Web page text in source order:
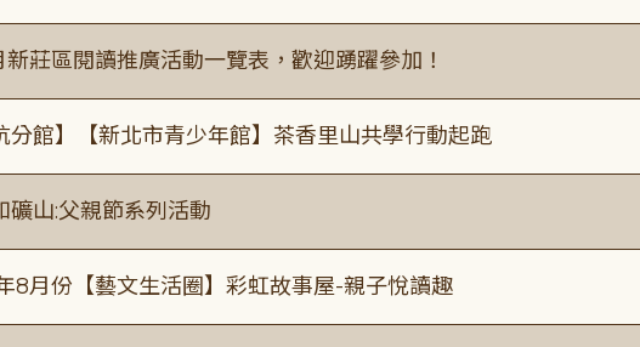
新莊區閱讀推廣活動一覽表，歡迎踴躍參加！
分館】【新北市青少年館】茶香里山共學行動起跑
礦山:父親節系列活動
年8月份【藝文生活圈】彩虹故事屋-親子悅讀趣